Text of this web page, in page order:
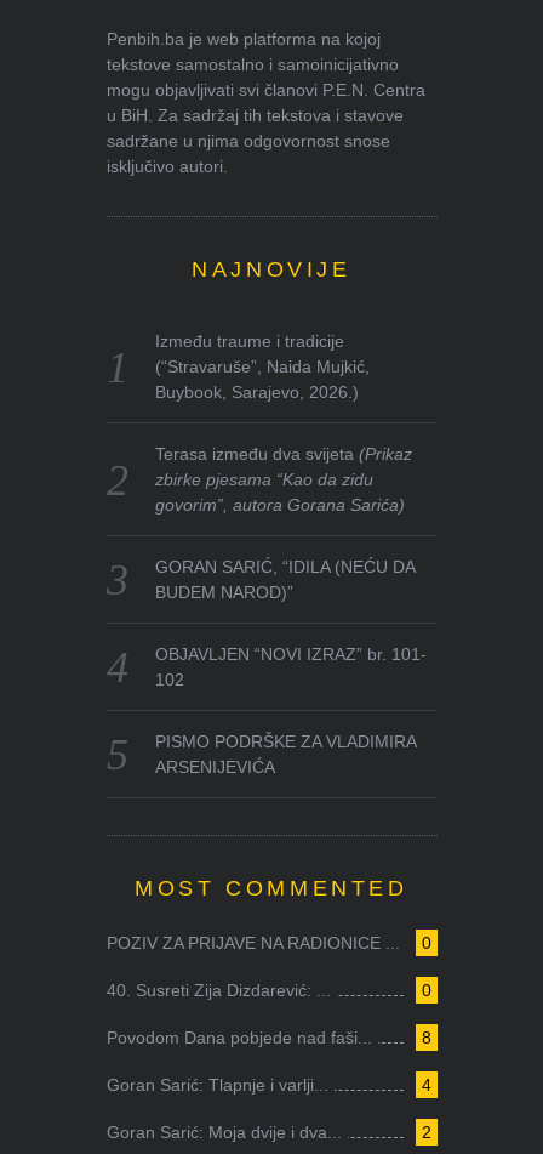
Penbih.ba je web platforma na kojoj
tekstove samostalno i samoinicijativno
mogu objavljivati svi članovi P.E.N. Centra
u BiH. Za sadržaj tih tekstova i stavove
sadržane u njima odgovornost snose
isključivo autori.
NAJNOVIJE
Između traume i tradicije
(“Stravaruše”, Naida Mujkić,
Buybook, Sarajevo, 2026.)
Terasa između dva svijeta(Prikaz
zbirke pjesama “Kao da zidu
govorim”, autora Gorana Sarića)
GORAN SARIĆ, “IDILA (NEĆU DA
BUDEM NAROD)”
OBJAVLJEN “NOVI IZRAZ” br. 101-
102
PISMO PODRŠKE ZA VLADIMIRA
ARSENIJEVIĆA
MOST COMMENTED
0
POZIV ZA PRIJAVE NA RADIONICE ...
0
40. Susreti Zija Dizdarević: ...
8
Povodom Dana pobjede nad faši...
4
Goran Sarić: Tlapnje i varlji...
2
Goran Sarić: Moja dvije i dva...